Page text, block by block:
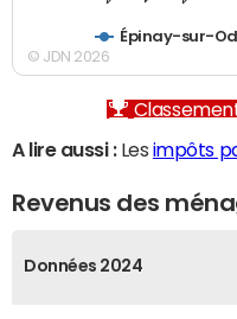
Épinay-sur-
© JDN 2026
A lire aussi :Les impôts
Revenus des
Données 2024